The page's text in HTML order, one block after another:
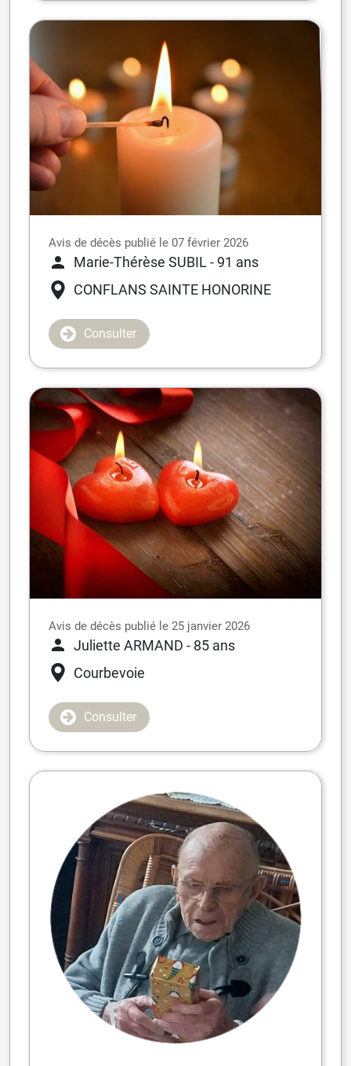
Avis de décès publié le 07 février 2026
Marie-Thérèse SUBIL - 91 ans
CONFLANS SAINTE HONORINE
Consulter
Avis de décès publié le 25 janvier 2026
Juliette ARMAND - 85 ans
Courbevoie
Consulter